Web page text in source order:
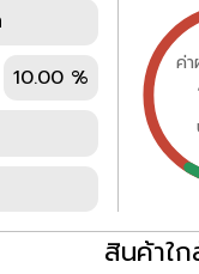
10.00 %
ค่
สินค้าใ